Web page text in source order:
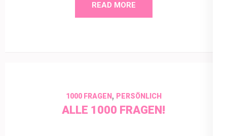
READ MORE
1000 FRAGEN, PERSÖNLICH
ALLE 1000 FRAGEN!